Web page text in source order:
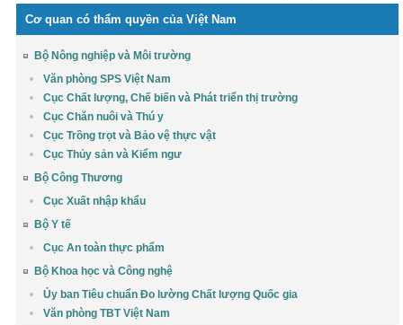
Cơ quan có thẩm quyền của Việt Nam
Bộ Nông nghiệp và Môi trường
Văn phòng SPS Việt Nam
Cục Chất lượng, Chế biến và Phát triển thị trường
Cục Chăn nuôi và Thú y
Cục Trồng trọt và Bảo vệ thực vật
Cục Thủy sản và Kiểm ngư
Bộ Công Thương
Cục Xuất nhập khẩu
Bộ Y tế
Cục An toàn thực phẩm
Bộ Khoa học và Công nghệ
Ủy ban Tiêu chuẩn Đo lường Chất lượng Quốc gia
Văn phòng TBT Việt Nam